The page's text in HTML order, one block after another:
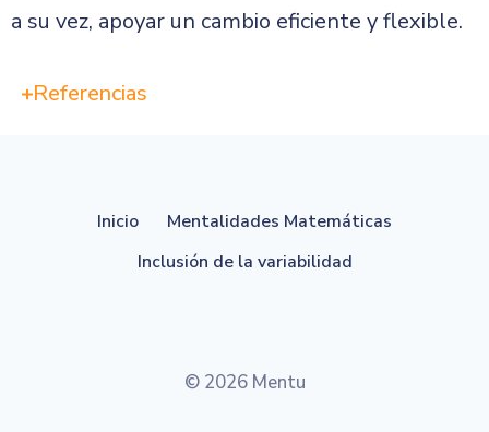
a su vez, apoyar un cambio eficiente y flexible.
Referencias
Inicio
Mentalidades Matemáticas
Inclusión de la variabilidad
© 2026 Mentu